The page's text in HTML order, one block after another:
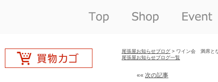
尾張屋お知らせブログ > ワイン会 満席と
尾張屋お知らせブログ一覧
«« 次の記事